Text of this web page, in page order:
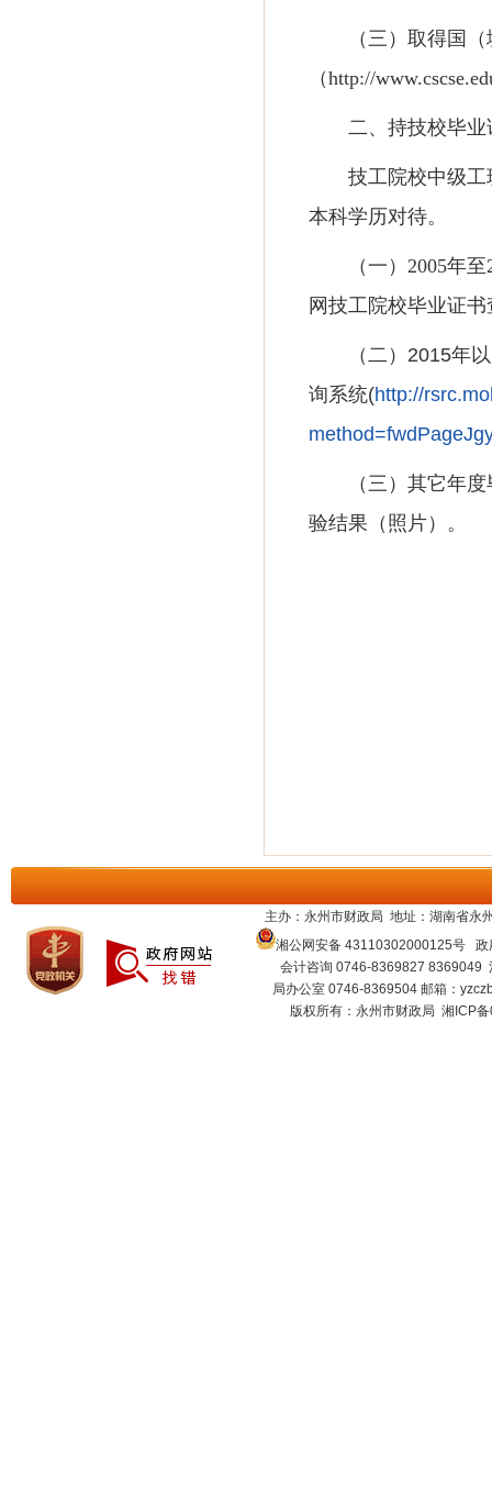
（三）取得国
（http://
二、持技校毕业
技工院校中级
本科学历对待。
（一） 2005年
网技工院校毕业证
（二） 2015年
询系统(http://
（三）其它年
验结果（照片）。
主办：永州市财政局 地址：湖南省永
湘公网安备 43110302000125号 政
会计咨询 0746-8369827 8369049
局办公室 0746-8369504 邮箱：
版权所有：永州市财政局 湘ICP